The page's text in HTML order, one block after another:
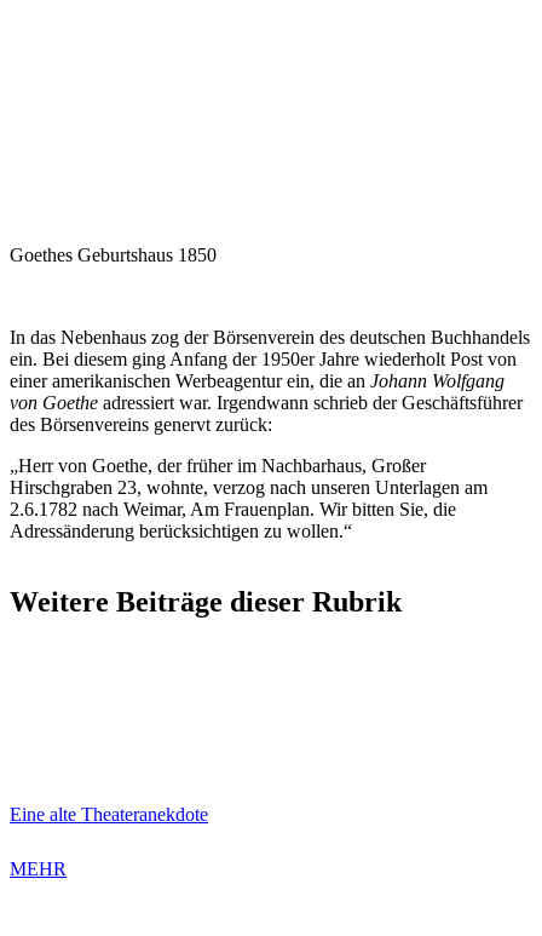
Goethes Geburtshaus 1850
In das Nebenhaus zog der Börsenverein des deutschen Buchhandels
ein. Bei diesem ging Anfang der 1950er Jahre wiederholt Post von
einer amerikanischen Werbeagentur ein, die an Johann Wolfgang
von Goethe adressiert war. Irgendwann schrieb der Geschäftsführer
des Börsenvereins genervt zurück:
„Herr von Goethe, der früher im Nachbarhaus, Großer
Hirschgraben 23, wohnte, verzog nach unseren Unterlagen am
2.6.1782 nach Weimar, Am Frauenplan. Wir bitten Sie, die
Adressänderung berücksichtigen zu wollen.“
Weitere Beiträge dieser Rubrik
Eine alte Theateranekdote
MEHR